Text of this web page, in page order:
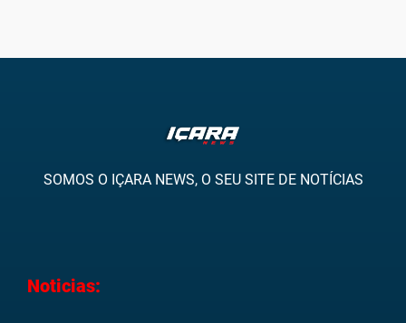
SOMOS O IÇARA NEWS, O SEU SITE DE NOTÍCIAS
Noticias: